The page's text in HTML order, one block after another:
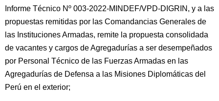
Informe Técnico Nº 003-2022-MINDEF/VPD-DIGRIN, y a las
propuestas remitidas por las Comandancias Generales de
las Instituciones Armadas, remite la propuesta consolidada
de vacantes y cargos de Agregadurías a ser desempeñados
por Personal Técnico de las Fuerzas Armadas en las
Agregadurías de Defensa a las Misiones Diplomáticas del
Perú en el exterior;